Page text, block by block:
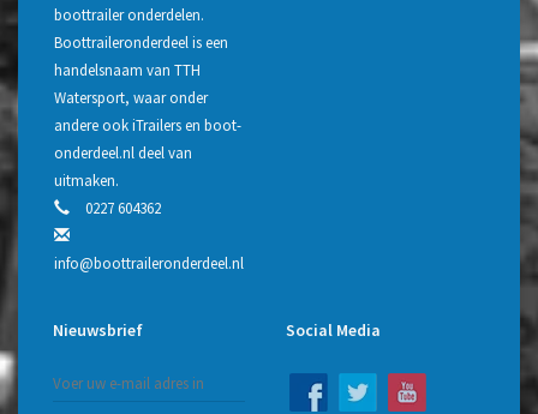
boottrailer onderdelen.
Boottraileronderdeel is een
handelsnaam van TTH
Watersport, waar onder
andere ook iTrailers en boot-
onderdeel.nl deel van
uitmaken.
0227 604362
info@boottraileronderdeel.nl
Nieuwsbrief Social Media